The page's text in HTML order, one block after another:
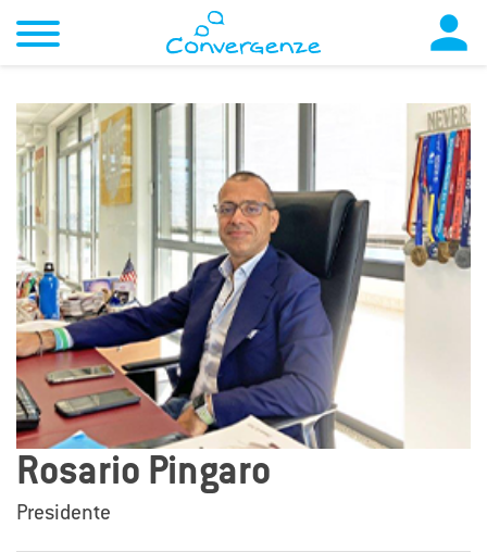

Rosario Pingaro
Presidente